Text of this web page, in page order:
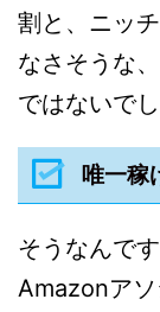
割と、ニッ
なさそうな
ではないでし
唯一稼
そうなんで
Amazonア